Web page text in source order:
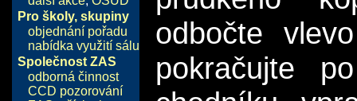
Pro školy, skupiny
objednání pořadu
nabídka využití sálu
Společnost ZAS
odborná činnost
CCD pozorování
odbočte
pokračujte